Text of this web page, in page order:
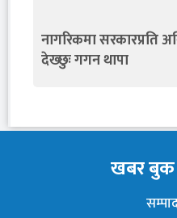
नागरिकमा सरकारप्रति
देख्छुः गगन थापा
खबर